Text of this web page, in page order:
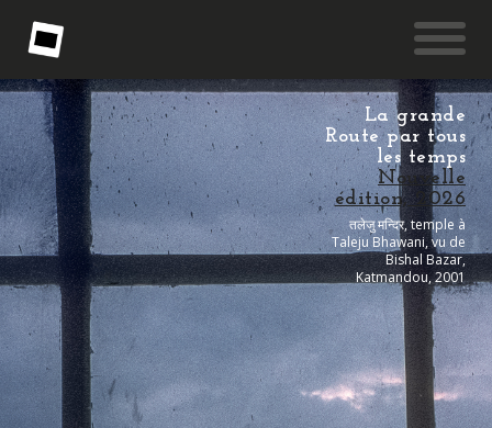
La grande
Route par tous
les temps
Nouvelle
édition, 2026
तलेजु मन्दिर, temple à
Taleju Bhawani, vu de
Bishal Bazar,
Katmandou, 2001